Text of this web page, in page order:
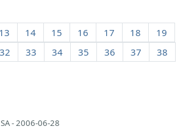
13 14 15 16 17 18
19
32 33 34 35 36 37
38
- 2006-06-28